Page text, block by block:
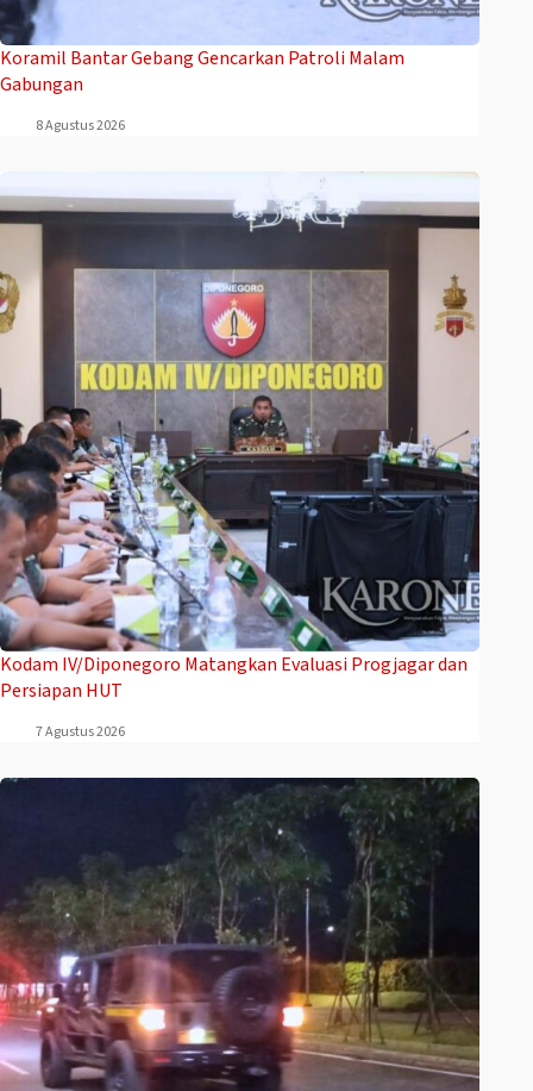
Koramil Bantar Gebang Gencarkan Patroli Malam
Gabungan
8 Agustus 2026
Kodam IV/Diponegoro Matangkan Evaluasi Progjagar dan
Persiapan HUT
7 Agustus 2026